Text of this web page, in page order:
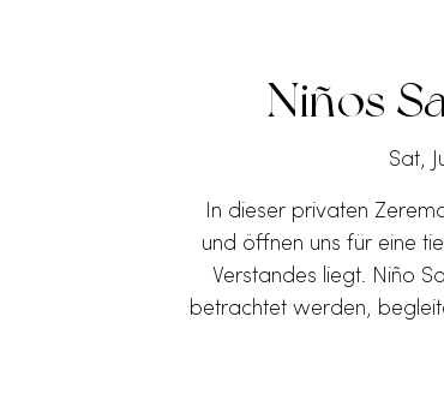
Niños
Sat,
In dieser privaten
und öffnen uns für eine
Verstandes liegt. Niño
betrachtet werden,